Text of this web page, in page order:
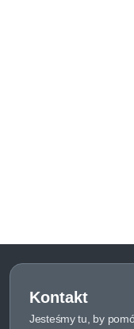
Kontakt
Jesteśmy tu, by